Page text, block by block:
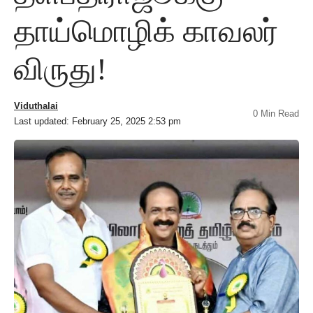
தாய்மொழிக் காவலர்
விருது!
Last updated: February 25, 2025 2:53 pm
Viduthalai
0 Min Read